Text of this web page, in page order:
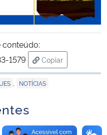
conteúdo:
1579
Copiar
para área de
NOTÍCIAS